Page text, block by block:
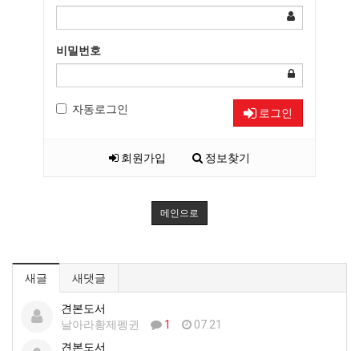
비밀번호
자동로그인 로그인
회원가입 정보찾기
메인으로
새글 새댓글
견본도서
날아라황제펭귄
1
07.21
견본도서